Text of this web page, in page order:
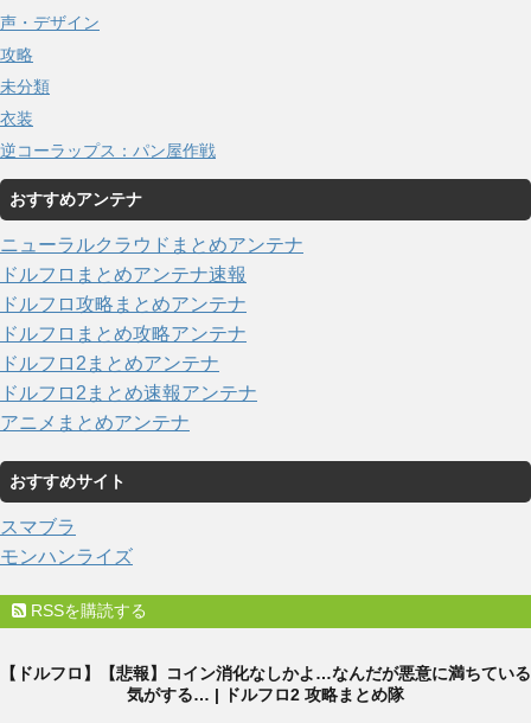
声・デザイン
攻略
未分類
衣装
逆コーラップス：パン屋作戦
おすすめアンテナ
ニューラルクラウドまとめアンテナ
ドルフロまとめアンテナ速報
ドルフロ攻略まとめアンテナ
ドルフロまとめ攻略アンテナ
ドルフロ2まとめアンテナ
ドルフロ2まとめ速報アンテナ
アニメまとめアンテナ
おすすめサイト
スマブラ
モンハンライズ
RSSを購読する
【ドルフロ】【悲報】コイン消化なしかよ…なんだが悪意に満ちている
気がする… | ドルフロ2 攻略まとめ隊